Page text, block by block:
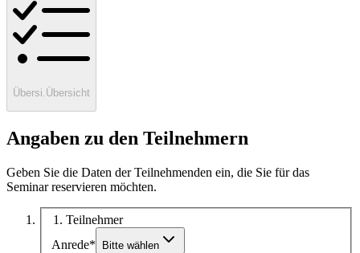
Übersi. Übersicht
Angaben zu den Teilnehmern
Geben Sie die Daten der Teilnehmenden ein, die Sie für das
Seminar reservieren möchten.
1 . Teilnehmer
Anrede* Bitte wählen